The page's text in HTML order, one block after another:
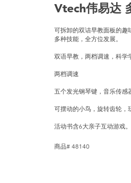
Vtech伟易达
可拆卸的双诘早教面板的趣
多种技能，全方位发展。
双语早教，两档调速，科学
两档调速
五个发光钢琴键，音乐传感
可摆动的小鸟，旋转齿轮，
活动书含6大亲子互动游戏。
商品# 48140